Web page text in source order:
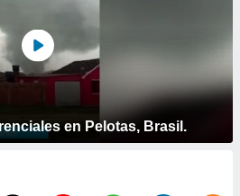
en Pelotas, Brasil.